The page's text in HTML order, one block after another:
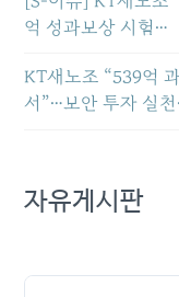
억 성과보상 시험…
KT새노조 “539억
서”…보안 투자 실
자유게시판